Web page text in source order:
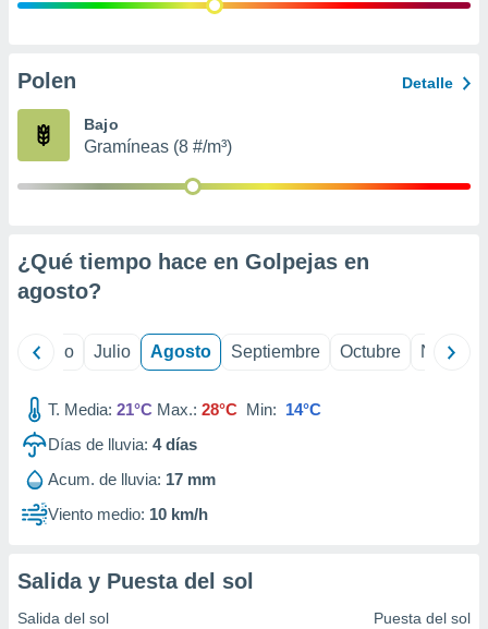
e
publicidad
Polen Detalle
Bajo
Gramíneas (8 #/m³)
¿Qué tiempo hace en Golpejas en
agosto?
Junio Julio Agosto Septiembre Octubre
T. Media: 21°C Max.: 28°C Min: 14°C
Días de lluvia: 4días
Acum. de lluvia: 17 mm
Viento medio: 10 km/h
Salida y Puesta del sol
Salida del sol Puesta del sol